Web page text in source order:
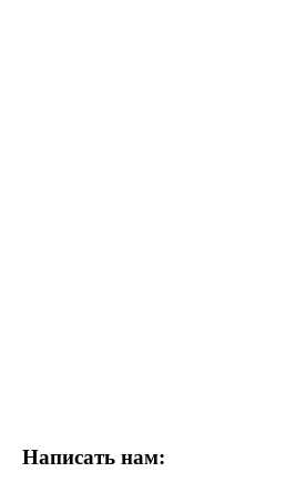
Написать нам: